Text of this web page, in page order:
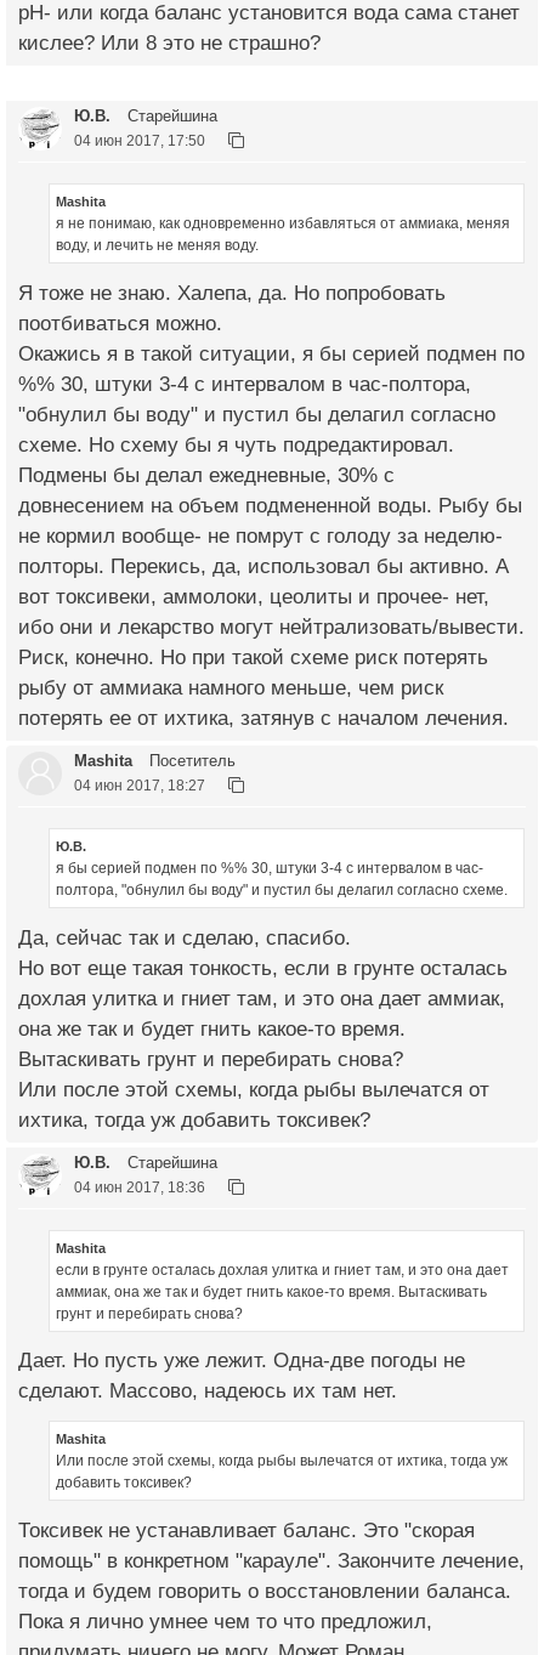
pH- или когда баланс установится вода сама станет
кислее? Или 8 это не страшно?
Ю.В. Старейшина
04 июн 2017, 17:50
Mashita
я не понимаю, как одновременно избавляться от аммиака, меняя
воду, и лечить не меняя воду.
Я тоже не знаю. Халепа, да. Но попробовать
поотбиваться можно.
Окажись я в такой ситуации, я бы серией подмен по
%% 30, штуки 3-4 с интервалом в час-полтора,
"обнулил бы воду" и пустил бы делагил согласно
схеме. Но схему бы я чуть подредактировал.
Подмены бы делал ежедневные, 30% с
довнесением на объем подмененной воды. Рыбу бы
не кормил вообще- не помрут с голоду за неделю-
полторы. Перекись, да, использовал бы активно. А
вот токсивеки, аммолоки, цеолиты и прочее- нет,
ибо они и лекарство могут нейтрализовать/вывести.
Риск, конечно. Но при такой схеме риск потерять
рыбу от аммиака намного меньше, чем риск
потерять ее от ихтика, затянув с началом лечения.
Mashita Посетитель
04 июн 2017, 18:27
Ю.В.
я бы серией подмен по %% 30, штуки 3-4 с интервалом в час-
полтора, "обнулил бы воду" и пустил бы делагил согласно схеме.
Да, сейчас так и сделаю, спасибо.
Но вот еще такая тонкость, если в грунте осталась
дохлая улитка и гниет там, и это она дает аммиак,
она же так и будет гнить какое-то время.
Вытаскивать грунт и перебирать снова?
Или после этой схемы, когда рыбы вылечатся от
ихтика, тогда уж добавить токсивек?
Ю.В. Старейшина
04 июн 2017, 18:36
Mashita
если в грунте осталась дохлая улитка и гниет там, и это она дает
аммиак, она же так и будет гнить какое-то время. Вытаскивать
грунт и перебирать снова?
Дает. Но пусть уже лежит. Одна-две погоды не
сделают. Массово, надеюсь их там нет.
Mashita
Или после этой схемы, когда рыбы вылечатся от ихтика, тогда уж
добавить токсивек?
Токсивек не устанавливает баланс. Это "скорая
помощь" в конкретном "карауле". Закончите лечение,
тогда и будем говорить о восстановлении баланса.
Пока я лично умнее чем то что предложил,